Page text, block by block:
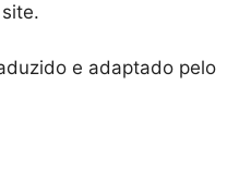
e adaptado pelo